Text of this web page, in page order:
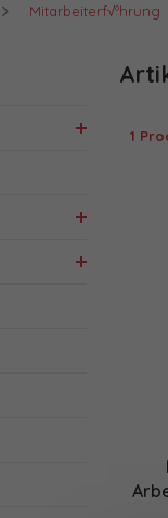
Mitarbeiterf√ºhrung
1